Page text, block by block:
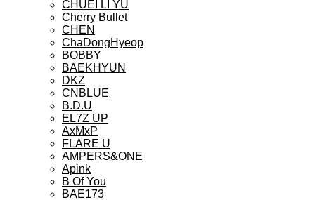
CHUEI LI YU
Cherry Bullet
CHEN
ChaDongHyeop
BOBBY
BAEKHYUN
DKZ
CNBLUE
B.D.U
EL7Z UP
AxMxP
FLARE U
AMPERS&ONE
Apink
B Of You
BAE173